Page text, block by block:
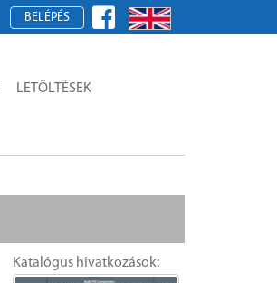
BELÉPÉS
LETÖLTÉSEK
Katalógus hivatkozások: